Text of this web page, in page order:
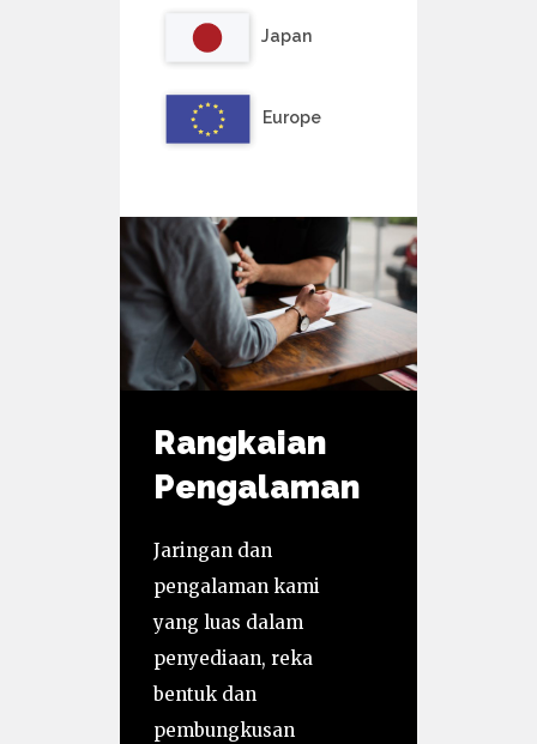
Japan
Europe
Rangkaian
Pengalaman
Jaringan dan
pengalaman kami
yang luas dalam
penyediaan, reka
bentuk dan
pembungkusan